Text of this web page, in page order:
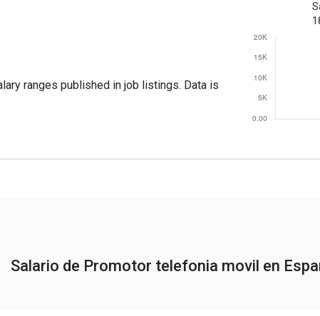
ranges published in job listings. Data is
Salario de Promotor telefonia movil en